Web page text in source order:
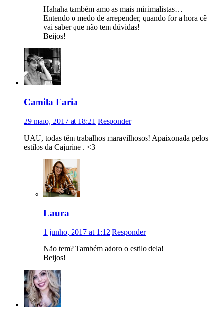
Hahaha também amo as mais minimalistas…
Entendo o medo de arrepender, quando for a hora cê
vai saber que não tem dúvidas!
Beijos!
Camila Faria
29 maio, 2017 at 18:21 Responder
UAU, todas têm trabalhos maravilhosos! Apaixonada pelos
estilos da Cajurine . <3
Laura
1 junho, 2017 at 1:12 Responder
Não tem? Também adoro o estilo dela!
Beijos!